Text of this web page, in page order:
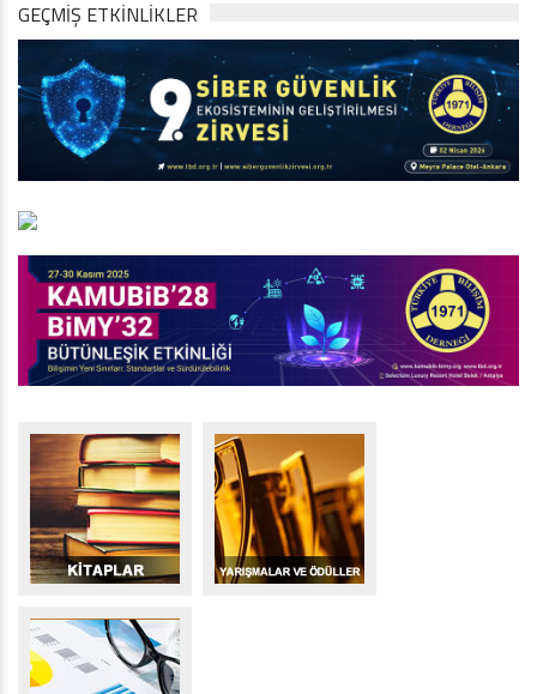
GEÇMİŞ ETKİNLİKLER